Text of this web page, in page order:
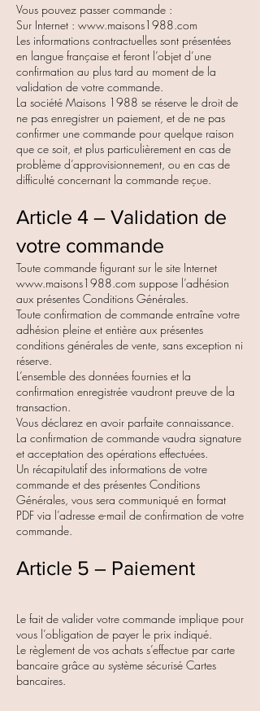
Vous pouvez passer commande :
Sur Internet : www.maisons1988.com
Les informations contractuelles sont présentées
en langue française et feront l’objet d’une
confirmation au plus tard au moment de la
validation de votre commande.
La société Maisons 1988 se réserve le droit de
ne pas enregistrer un paiement, et de ne pas
confirmer une commande pour quelque raison
que ce soit, et plus particulièrement en cas de
problème d’approvisionnement, ou en cas de
difficulté concernant la commande reçue.
Article 4 – Validation de
votre commande
Toute commande figurant sur le site Internet
www.maisons1988.com suppose l’adhésion
aux présentes Conditions Générales.
Toute confirmation de commande entraîne votre
adhésion pleine et entière aux présentes
conditions générales de vente, sans exception ni
réserve.
L’ensemble des données fournies et la
confirmation enregistrée vaudront preuve de la
transaction.
Vous déclarez en avoir parfaite connaissance.
La confirmation de commande vaudra signature
et acceptation des opérations effectuées.
Un récapitulatif des informations de votre
commande et des présentes Conditions
Générales, vous sera communiqué en format
PDF via l’adresse e-mail de confirmation de votre
commande.
Article 5 – Paiement​
Le fait de valider votre commande implique pour
vous l’obligation de payer le prix indiqué.
Le règlement de vos achats s’effectue par carte
bancaire grâce au système sécurisé Cartes
bancaires.